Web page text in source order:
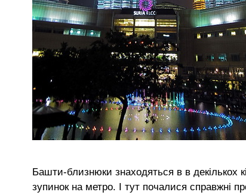
Башти-близнюки знаходяться в в декількох
зупинок на метро. І тут почалися справжні